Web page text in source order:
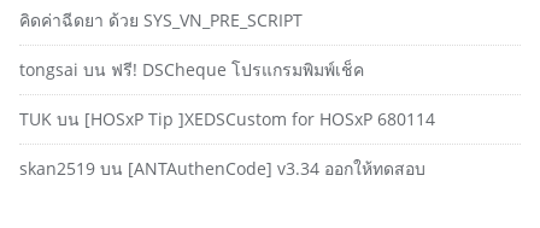
คิดค่าฉีดยา ด้วย SYS_VN_PRE_SCRIPT
tongsai บน ฟรี! DSCheque โปรแกรมพิมพ์เช็ค
TUK บน [HOSxP Tip ]XEDSCustom for HOSxP 680114
skan2519 บน [ANTAuthenCode] v3.34 ออกให้ทดสอบ